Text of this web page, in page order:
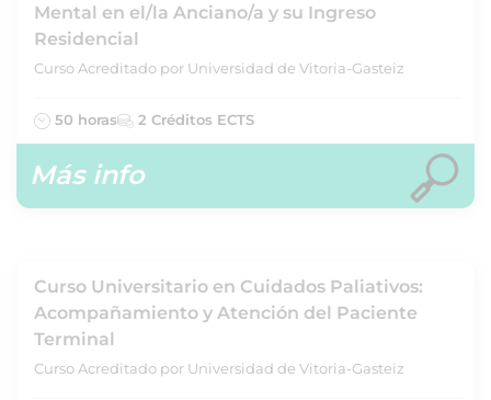
Mental en el/la Anciano/a y su Ingreso
Residencial
Curso Acreditado por Universidad de Vitoria-Gasteiz
50 horas 2 Créditos ECTS
Más info
Curso Universitario en Cuidados Paliativos:
Acompañamiento y Atención del Paciente
Terminal
Curso Acreditado por Universidad de Vitoria-Gasteiz